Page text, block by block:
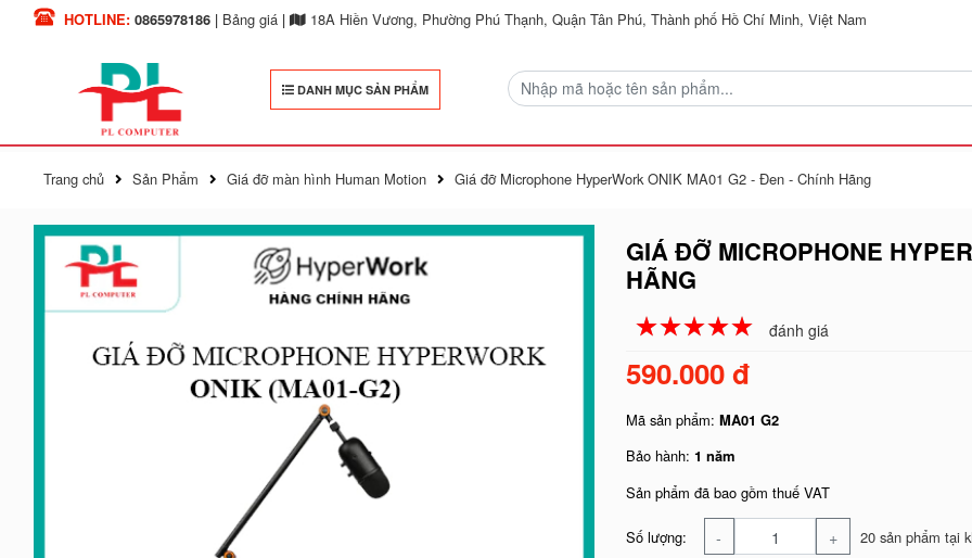
HOTLINE: 0865978186| Bảng giá| 18A Hiền Vương, Phường Phú Thạnh, Quận Tân Phú, Thành phố Hồ Chí Minh, Việt Nam
DANH MỤC SẢN PHẨM
Trang chủ Sản Phẩm Giá đỡ màn hình Human Motion Giá đỡ Microphone HyperWork ONIK MA01 G2 - Đen - Chính Hãng
GIÁ ĐỠ MICROPHONE
HÃNG
☆☆☆☆☆
★★★★★ đánh giá
590.000 đ
Mã sản phẩm: MA01 G2
Bảo hành: 1 năm
Sản phẩm đã bao gồm thuế VAT
Số lượng: - + 20 sản phẩm tại